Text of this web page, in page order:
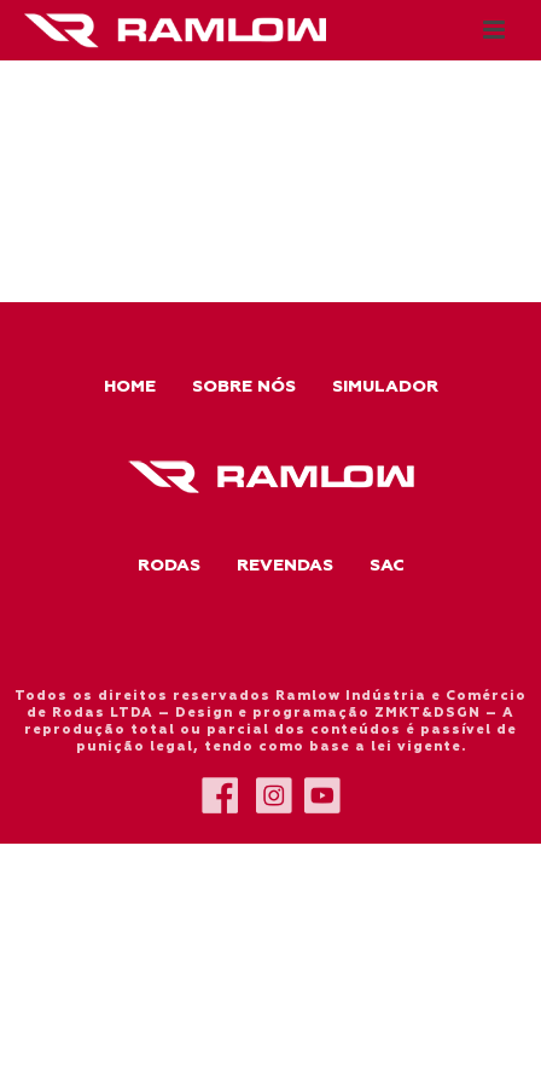
HOME SOBRE NÓS SIMULADOR
RODAS REVENDAS SAC
Todos os direitos reservados Ramlow Indústria e Comércio
de Rodas LTDA – Design e programação ZMKT&DSGN – A
reprodução total ou parcial dos conteúdos é passível de
punição legal, tendo como base a lei vigente.